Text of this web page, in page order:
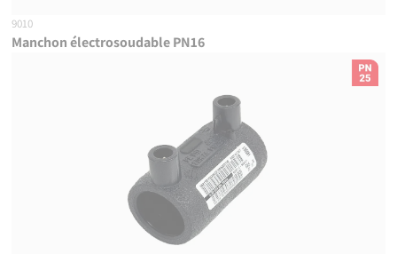
9010
Manchon électrosoudable PN16